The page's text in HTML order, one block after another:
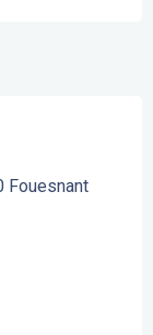
Fouesnant